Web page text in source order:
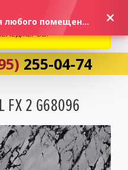
255-04-74
FX 2 G68096
НА РЫНКЕ, ПРОСИМ
И НАЛИЧИЕ
«Идеальные обои для любого помещения!»